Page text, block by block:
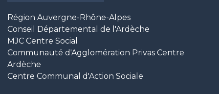
Région Auvergne-Rhône-Alpes
Conseil Départemental de l'Ardèche
MJC Centre Social
Communauté d'Agglomération Privas Centre
Ardèche
Centre Communal d'Action Sociale